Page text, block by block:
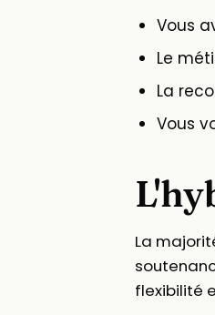
Vous
Le
La
Vous
La
flexibilité